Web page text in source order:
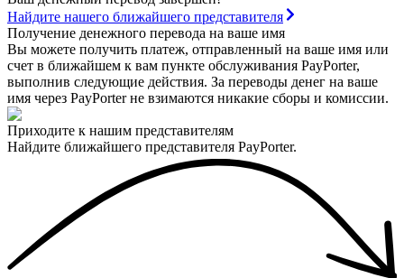
Найдите нашего ближайшего представителя
Получение денежного перевода на ваше имя
Вы можете получить платеж, отправленный на ваше имя или
счет в ближайшем к вам пункте обслуживания PayPorter,
выполнив следующие действия. За переводы денег на ваше
имя через PayPorter не взимаются никакие сборы и комиссии.
Приходите к нашим представителям
Найдите ближайшего представителя PayPorter.